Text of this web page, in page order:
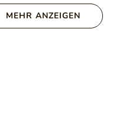
MEHR ANZEIGEN